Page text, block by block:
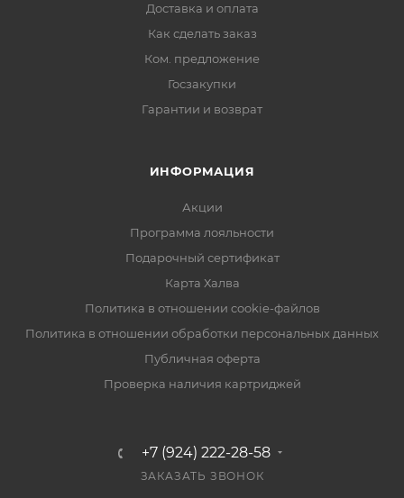
Доставка и оплата
Как сделать заказ
Ком. предложение
Госзакупки
Гарантии и возврат
ИНФОРМАЦИЯ
Акции
Программа лояльности
Подарочный сертификат
Карта Халва
Политика в отношении cookie-файлов
Политика в отношении обработки персональных данных
Публичная оферта
Проверка наличия картриджей
+7 (924) 222-28-58
ЗАКАЗАТЬ ЗВОНОК